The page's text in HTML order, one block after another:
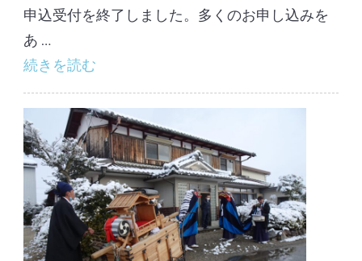
申込受付を終了しました。多くのお申し込みを
あ …
続きを読む